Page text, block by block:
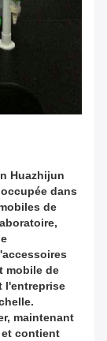
Huazhijun
dans
de
mobile de
l'entreprise
maintenant
et contient